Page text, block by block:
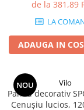
de la 381,89
LA
ADAUGA IN COS
NOU Vilo
Panou decorativ
Cenușiu lucios,